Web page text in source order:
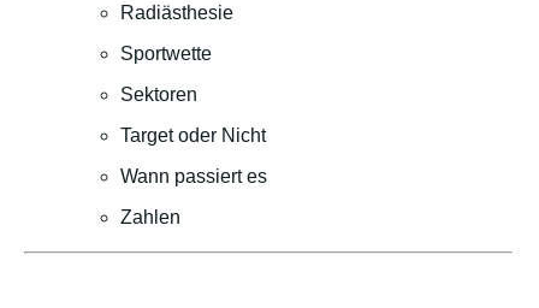
Radiästhesie
Sportwette
Sektoren
Target oder Nicht
Wann passiert es
Zahlen